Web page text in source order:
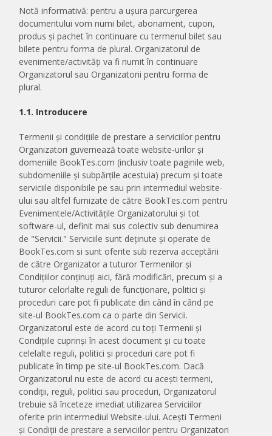
Notă informativă: pentru a ușura parcurgerea
documentului vom numi bilet, abonament, cupon,
produs și pachet în continuare cu termenul bilet sau
bilete pentru forma de plural. Organizatorul de
evenimente/activități va fi numit în continuare
Organizatorul sau Organizatorii pentru forma de
plural.
1.1. Introducere
Termenii și condițiile de prestare a serviciilor pentru
Organizatori guvernează toate website-urilor și
domeniile BookTes.com (inclusiv toate paginile web,
subdomeniile și subpărțile acestuia) precum și toate
serviciile disponibile pe sau prin intermediul website-
ului sau altfel furnizate de către BookTes.com pentru
Evenimentele/Activitățile Organizatorului și tot
software-ul, definit mai sus colectiv sub denumirea
de "Servicii." Serviciile sunt deținute și operate de
BookTes.com si sunt oferite sub rezerva acceptării
de către Organizator a tuturor Termenilor și
Condițiilor conținuți aici, fără modificări, precum și a
tuturor celorlalte reguli de funcționare, politici și
proceduri care pot fi publicate din când în când pe
site-ul BookTes.com ca o parte din Servicii.
Organizatorul este de acord cu toți Termenii și
Condițiile cuprinși în acest document și cu toate
celelalte reguli, politici și proceduri care pot fi
publicate în timp pe site-ul BookTes.com. Dacă
Organizatorul nu este de acord cu acești termeni,
condiții, reguli, politici sau proceduri, Organizatorul
trebuie să înceteze imediat utilizarea Serviciilor
oferite prin intermediul Website-ului. Acești Termeni
și Condiții de prestare a serviciilor pentru Organizatori